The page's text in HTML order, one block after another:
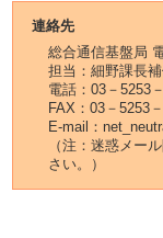
連絡先
総合通信基盤局
担当：細野課長
電話：03－5253
FAX：03－5253
E-mail：
（注：迷惑メー
さい。）